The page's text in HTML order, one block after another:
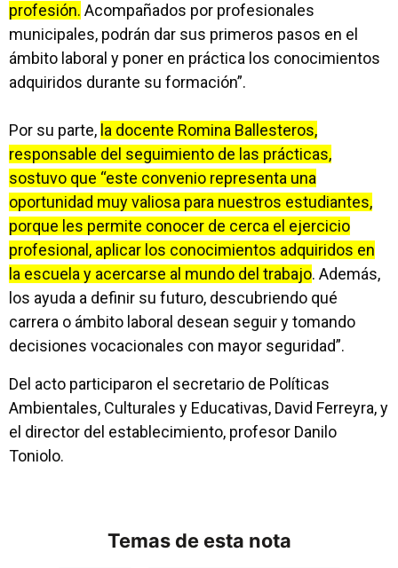
profesión. Acompañados por profesionales
municipales, podrán dar sus primeros pasos en el
ámbito laboral y poner en práctica los conocimientos
adquiridos durante su formación”.
Por su parte, la docente Romina Ballesteros,
responsable del seguimiento de las prácticas,
sostuvo que “este convenio representa una
oportunidad muy valiosa para nuestros estudiantes,
porque les permite conocer de cerca el ejercicio
profesional, aplicar los conocimientos adquiridos en
la escuela y acercarse al mundo del trabajo. Además,
los ayuda a definir su futuro, descubriendo qué
carrera o ámbito laboral desean seguir y tomando
decisiones vocacionales con mayor seguridad”.
Del acto participaron el secretario de Políticas
Ambientales, Culturales y Educativas, David Ferreyra, y
el director del establecimiento, profesor Danilo
Toniolo.
Temas de esta nota